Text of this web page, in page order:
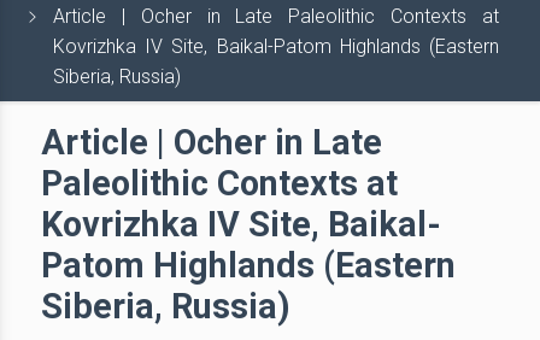
Article | Ocher in Late Paleolithic Contexts at
Kovrizhka IV Site, Baikal-Patom Highlands (Eastern
Siberia, Russia)
Article | Ocher in Late
Paleolithic Contexts at
Kovrizhka IV Site, Baikal-
Patom Highlands (Eastern
Siberia, Russia)